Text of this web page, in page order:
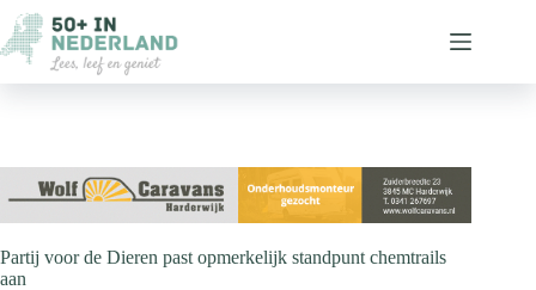
naar
de
inhoud
Partij voor de Dieren past opmerkelijk standpunt chemtrails
aan